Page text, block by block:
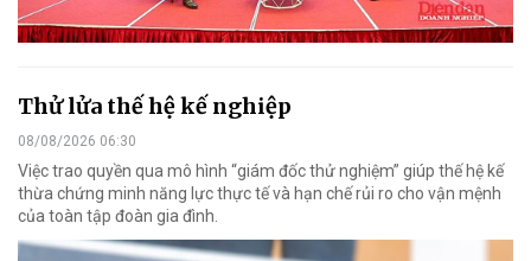
Thử lửa thế hệ kế nghiệp
08/08/2026 06:30
Việc trao quyền qua mô hình “giám đốc thử nghiệm” giúp thế hệ kế
thừa chứng minh năng lực thực tế và hạn chế rủi ro cho vận mệnh
của toàn tập đoàn gia đình.